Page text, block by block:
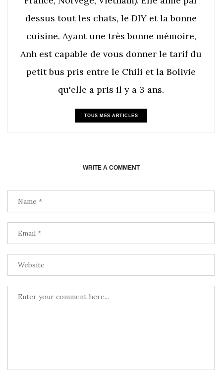
dessus tout les chats, le DIY et la bonne
cuisine. Ayant une très bonne mémoire,
Anh est capable de vous donner le tarif du
petit bus pris entre le Chili et la Bolivie
qu'elle a pris il y a 3 ans.
TOUS MES ARTICLES
WRITE A COMMENT